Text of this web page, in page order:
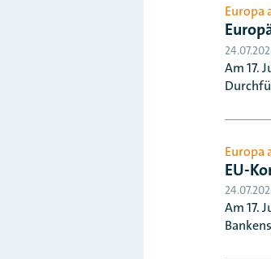
Europa
Am 17.
Europa
EU-
Am 17.